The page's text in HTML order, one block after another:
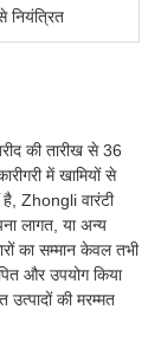
की तारीख से 36
में खामियों से
है, Zhongli वारंटी
लागत, या अन्य
का सम्मान केवल तभी
और उपयोग किया
उत्पादों की मरम्मत